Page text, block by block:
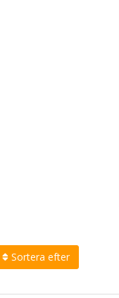
Sortera efter